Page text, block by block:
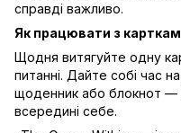
справді важливо.
Як працювати з
Щодня витягуйте одну
питанні. Дайте собі час
щоденник або блокнот —
всередині себе.